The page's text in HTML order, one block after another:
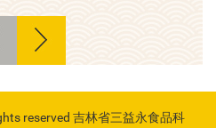
reserved 吉林省三益永食品科